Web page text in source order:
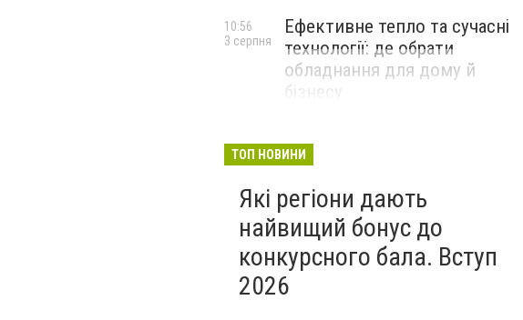
Ефективне тепло та сучасні
технології: де обрати
обладнання для дому й
бізнесу
10:56
3 серпня
ТОП НОВИНИ
Які регіони дають
найвищий бонус до
конкурсного бала. Вступ
2026